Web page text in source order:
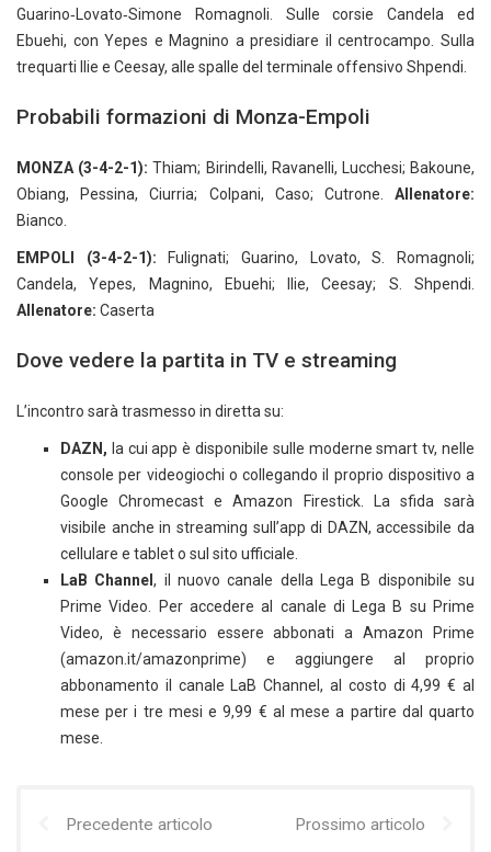
Guarino‑Lovato‑Simone Romagnoli. Sulle corsie Candela ed
Ebuehi, con Yepes e Magnino a presidiare il centrocampo. Sulla
trequarti Ilie e Ceesay, alle spalle del terminale offensivo Shpendi.
Probabili formazioni di Monza-Empoli
MONZA (3-4-2-1): Thiam; Birindelli, Ravanelli, Lucchesi; Bakoune,
Obiang, Pessina, Ciurria; Colpani, Caso; Cutrone. Allenatore:
Bianco.
EMPOLI (3-4-2-1): Fulignati; Guarino, Lovato, S. Romagnoli;
Candela, Yepes, Magnino, Ebuehi; Ilie, Ceesay; S. Shpendi.
Allenatore: Caserta
Dove vedere la partita in TV e streaming
L’incontro sarà trasmesso in diretta su:
DAZN, la cui app è disponibile sulle moderne smart tv, nelle
console per videogiochi o collegando il proprio dispositivo a
Google Chromecast e Amazon Firestick. La sfida sarà
visibile anche in streaming sull’app di DAZN, accessibile da
cellulare e tablet o sul sito ufficiale.
LaB Channel, il nuovo canale della Lega B disponibile su
Prime Video. Per accedere al canale di Lega B su Prime
Video, è necessario essere abbonati a Amazon Prime
(amazon.it/amazonprime) e aggiungere al proprio
abbonamento il canale LaB Channel, al costo di 4,99 € al
mese per i tre mesi e 9,99 € al mese a partire dal quarto
mese.
Precedente articolo Prossimo articolo